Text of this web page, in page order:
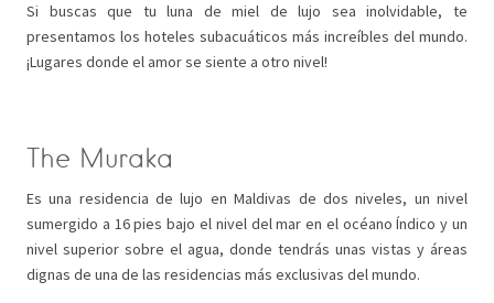
Si buscas que tu luna de miel de lujo sea inolvidable, te
presentamos los hoteles subacuáticos más increíbles del mundo.
¡Lugares donde el amor se siente a otro nivel!
The Muraka
Es una residencia de lujo en Maldivas de dos niveles, un nivel
sumergido a 16 pies bajo el nivel del mar en el océano Índico y un
nivel superior sobre el agua, donde tendrás unas vistas y áreas
dignas de una de las residencias más exclusivas del mundo.